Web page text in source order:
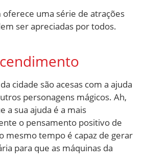
uma série de atrações
ser apreciadas por todos.
cidade são acesas com a ajuda
personagens mágicos. Ah,
a sua ajuda é a mais
o pensamento positivo de
mesmo tempo é capaz de gerar
para que as máquinas da